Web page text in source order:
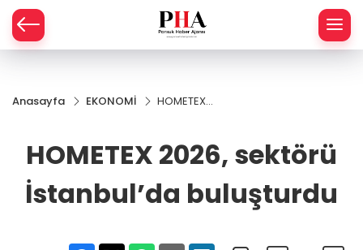
Anasayfa EKONOMİ
HOMETEX
İstanbul’da
buluşturdu
HOMETEX 2026, sektörü
İstanbul’da buluşturdu